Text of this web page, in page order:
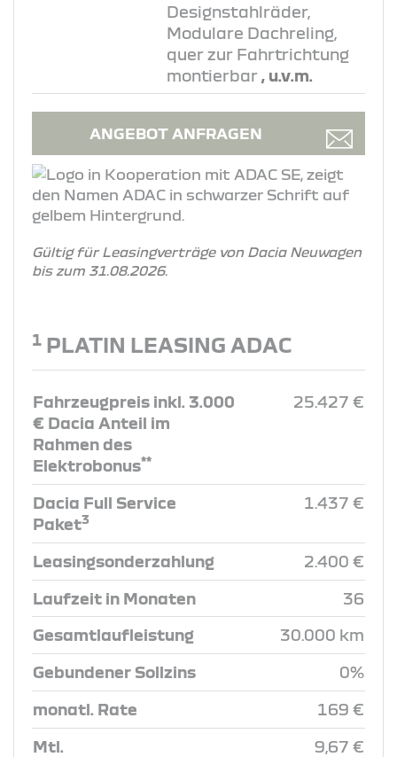
Designstahlräder,
Modulare Dachreling,
quer zur Fahrtrichtung
montierbar , u.v.m.
ANGEBOT ANFRAGEN
Gültig für Leasingverträge von Dacia Neuwagen
bis zum 31.08.2026.
1 PLATIN LEASING ADAC
Fahrzeugpreis inkl. 3.000
€ Dacia Anteil im
Rahmen des
Elektrobonus**
25.427 €
Dacia Full Service
Paket3
1.437 €
Leasingsonderzahlung 2.400 €
Laufzeit in Monaten 36
Gesamtlaufleistung 30.000 km
Gebundener Sollzins 0%
monatl. Rate 169 €
Mtl.
9,67 €